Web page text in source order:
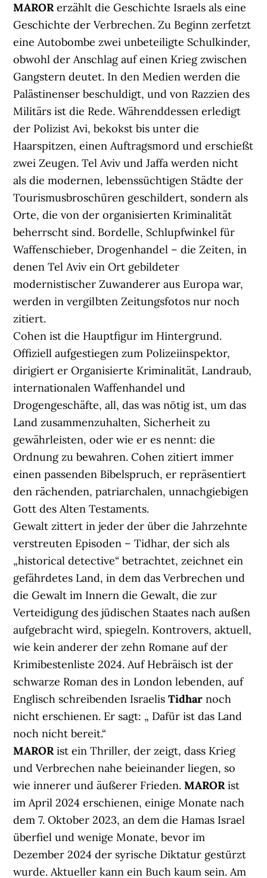
MARORerzählt die Geschichte Israels als eine
Geschichte der Verbrechen. Zu Beginn zerfetzt
eine Autobombe zwei unbeteiligte Schulkinder,
obwohl der Anschlag auf einen Krieg zwischen
Gangstern deutet. In den Medien werden die
Palästinenser beschuldigt, und von Razzien des
Militärs ist die Rede. Währenddessen erledigt
der Polizist Avi, bekokst bis unter die
Haarspitzen, einen Auftragsmord und erschießt
zwei Zeugen. Tel Aviv und Jaffa werden nicht
als die modernen, lebenssüchtigen Städte der
Tourismusbroschüren geschildert, sondern als
Orte, die von der organisierten Kriminalität
beherrscht sind. Bordelle, Schlupfwinkel für
Waffenschieber, Drogenhandel – die Zeiten, in
denen Tel Aviv ein Ort gebildeter
modernistischer Zuwanderer aus Europa war,
werden in vergilbten Zeitungsfotos nur noch
zitiert.
Cohen ist die Hauptfigur im Hintergrund.
Offiziell aufgestiegen zum Polizeiinspektor,
dirigiert er Organisierte Kriminalität, Landraub,
internationalen Waffenhandel und
Drogengeschäfte, all, das was nötig ist, um das
Land zusammenzuhalten, Sicherheit zu
gewährleisten, oder wie er es nennt: die
Ordnung zu bewahren. Cohen zitiert immer
einen passenden Bibelspruch, er repräsentiert
den rächenden, patriarchalen, unnachgiebigen
Gott des Alten Testaments.
Gewalt zittert in jeder der über die Jahrzehnte
verstreuten Episoden – Tidhar, der sich als
„historical detective“ betrachtet, zeichnet ein
gefährdetes Land, in dem das Verbrechen und
die Gewalt im Innern die Gewalt, die zur
Verteidigung des jüdischen Staates nach außen
aufgebracht wird, spiegeln. Kontrovers, aktuell,
wie kein anderer der zehn Romane auf der
Krimibestenliste 2024. Auf Hebräisch ist der
schwarze Roman des in London lebenden, auf
Englisch schreibenden IsraelisTidhar noch
nicht erschienen. Er sagt: „ Dafür ist das Land
noch nicht bereit.“
MARORist ein Thriller, der zeigt, dass Krieg
und Verbrechen nahe beieinander liegen, so
wie innerer und äußerer Frieden.MARORist
im April 2024 erschienen, einige Monate nach
dem 7. Oktober 2023, an dem die Hamas Israel
überfiel und wenige Monate, bevor im
Dezember 2024 der syrische Diktatur gestürzt
wurde. Aktueller kann ein Buch kaum sein. Am